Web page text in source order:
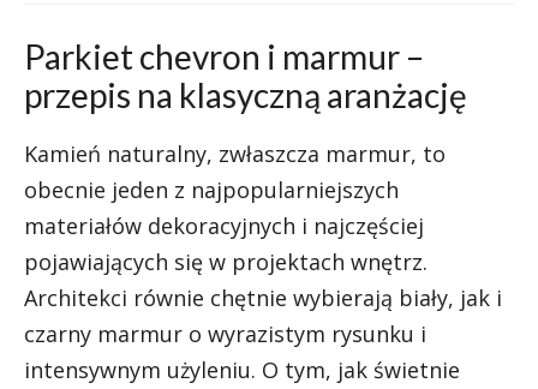
Parkiet chevron i marmur –
przepis na klasyczną aranżację
Kamień naturalny, zwłaszcza marmur, to
obecnie jeden z najpopularniejszych
materiałów dekoracyjnych i najczęściej
pojawiających się w projektach wnętrz.
Architekci równie chętnie wybierają biały, jak i
czarny marmur o wyrazistym rysunku i
intensywnym użyleniu. O tym, jak świetnie